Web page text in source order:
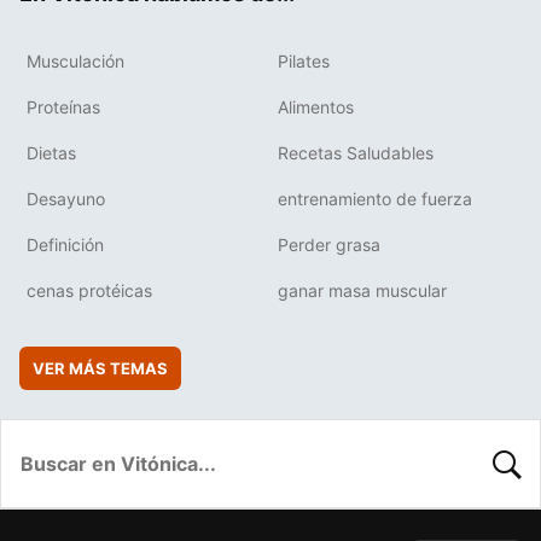
Musculación Pilates
Proteínas Alimentos
Dietas Recetas Saludables
Desayuno entrenamiento de fuerza
Definición Perder grasa
cenas protéicas ganar masa muscular
VER MÁS TEMAS